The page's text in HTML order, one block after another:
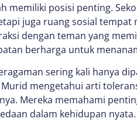
memiliki posisi penting.
juga ruang sosial
dengan teman yang
berharga untuk
sering kali hanya
mengetahui arti
Mereka memahami
dalam kehidupan nyata.